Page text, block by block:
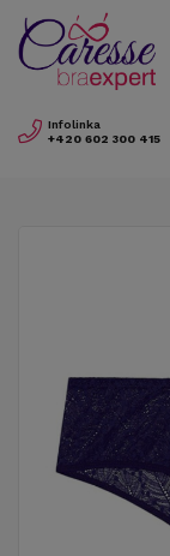
Infolinka
+420 602 300 415